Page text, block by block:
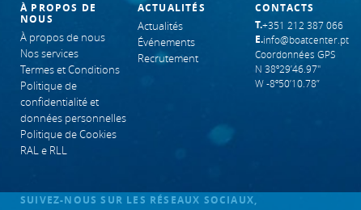
À PROPOS DE
NOUS
À propos de nous
Nos services
Termes et Conditions
Politique de
confidentialité et
données personnelles
Politique de Cookies
RAL e RLL
ACTUALITÉS
Actualités
Événements
Recrutement
CONTACTS
T.+351 212 387 066
E.info@boatcenter.pt
Coordonnées GPS
N 38º29’46.97"
W -8º50’10.78”
SUIVEZ-NOUS SUR LES RÉSEAUX SOCIAUX,